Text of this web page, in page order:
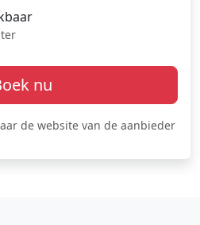
nu
de website van de aanbieder